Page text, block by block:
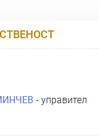
- управител